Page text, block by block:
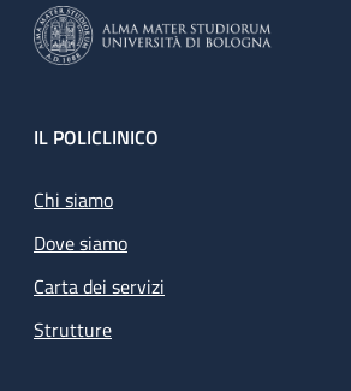
Footer
IL POLICLINICO
Chi siamo
Dove siamo
Carta dei servizi
Strutture